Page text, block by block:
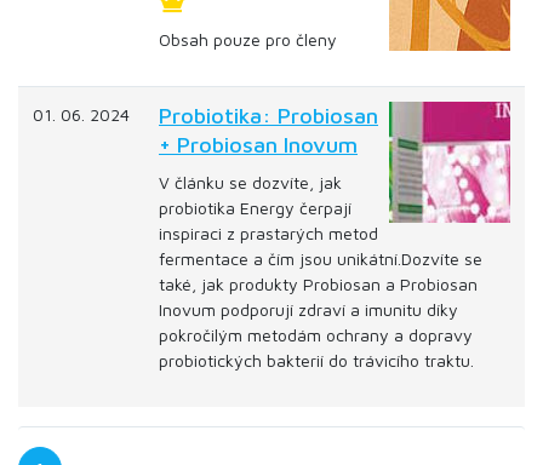
Obsah pouze pro členy
01. 06. 2024
Probiotika: Probiosan
+ Probiosan Inovum
V článku se dozvíte, jak
probiotika Energy čerpají
inspiraci z prastarých metod
fermentace a čím jsou unikátní.Dozvíte se
také, jak produkty Probiosan a Probiosan
Inovum podporují zdraví a imunitu díky
pokročilým metodám ochrany a dopravy
probiotických bakterií do trávicího traktu.